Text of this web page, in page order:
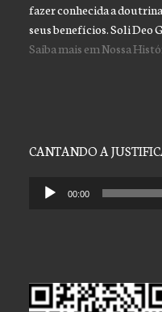
fazer conhecida a
seus benefícios. Soli Deo
Saiba mais em Nossa
CANTANDO A
Tocador 00:00